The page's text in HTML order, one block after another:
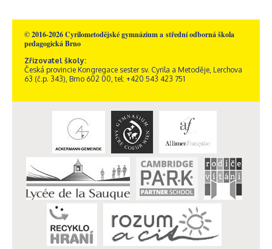
© 2016-2026 Cyrilometodějské gymnázium a střední odborná škola
pedagogická Brno
Zřizovatel školy:
Česká provincie Kongregace sester sv. Cyrila a Metoděje, Lerchova
63 (č.p. 343), Brno 602 00, tel: +420 543 423 751